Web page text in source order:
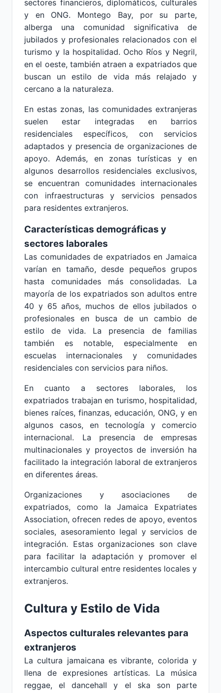
sectores financieros, diplomáticos, culturales
y en ONG. Montego Bay, por su parte,
alberga una comunidad significativa de
jubilados y profesionales relacionados con el
turismo y la hospitalidad. Ocho Ríos y Negril,
en el oeste, también atraen a expatriados que
buscan un estilo de vida más relajado y
cercano a la naturaleza.
En estas zonas, las comunidades extranjeras
suelen estar integradas en barrios
residenciales específicos, con servicios
adaptados y presencia de organizaciones de
apoyo. Además, en zonas turísticas y en
algunos desarrollos residenciales exclusivos,
se encuentran comunidades internacionales
con infraestructuras y servicios pensados
para residentes extranjeros.
Características demográficas y
sectores laborales
Las comunidades de expatriados en Jamaica
varían en tamaño, desde pequeños grupos
hasta comunidades más consolidadas. La
mayoría de los expatriados son adultos entre
40 y 65 años, muchos de ellos jubilados o
profesionales en busca de un cambio de
estilo de vida. La presencia de familias
también es notable, especialmente en
escuelas internacionales y comunidades
residenciales con servicios para niños.
En cuanto a sectores laborales, los
expatriados trabajan en turismo, hospitalidad,
bienes raíces, finanzas, educación, ONG, y en
algunos casos, en tecnología y comercio
internacional. La presencia de empresas
multinacionales y proyectos de inversión ha
facilitado la integración laboral de extranjeros
en diferentes áreas.
Organizaciones y asociaciones de
expatriados, como la Jamaica Expatriates
Association, ofrecen redes de apoyo, eventos
sociales, asesoramiento legal y servicios de
integración. Estas organizaciones son clave
para facilitar la adaptación y promover el
intercambio cultural entre residentes locales y
extranjeros.
Cultura y Estilo de Vida
Aspectos culturales relevantes para
extranjeros
La cultura jamaicana es vibrante, colorida y
llena de expresiones artísticas. La música
reggae, el dancehall y el ska son parte